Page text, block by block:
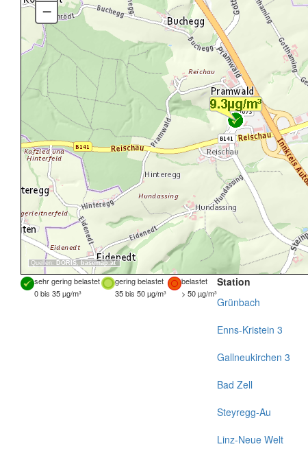
Quellen: DORIS, basemap.at
–
sehr gering belastet gering belastet
belastet
0 bis 35 µg/m³
35 bis 50 µg/m³ > 50 µg/m³
Station
Grünbach
Enns-Kristein 3
Gallneukirchen 3
Bad Zell
Steyregg-Au
Linz-Neue Welt